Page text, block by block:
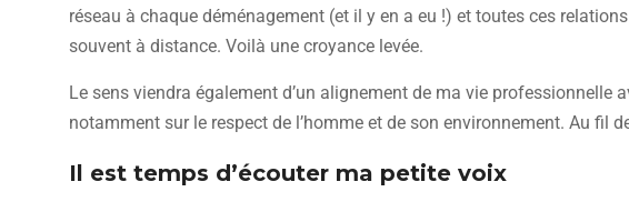
réseau à chaque déménagement (et il y en a eu !) et toutes ces
souvent à distance. Voilà une croyance levée.
Le sens viendra également d’un alignement de ma vie professionnelle
notamment sur le respect de l’homme et de son environnement. Au fil
Il est temps d’écouter ma petite voix